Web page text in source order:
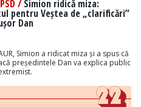
/Simion ridică miza:
pentru Veștea de „clarificări”
Dan
Simion a ridicat miza și a spus că
președintele Dan va explica public